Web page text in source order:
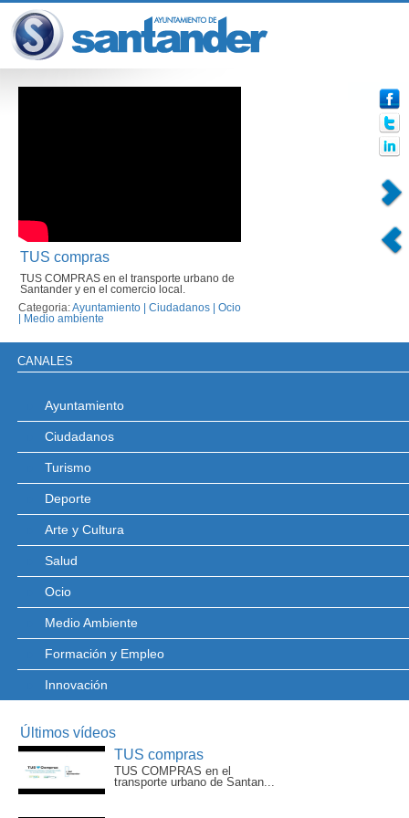
TUS compras
TUS COMPRAS en el transporte urbano de
Santander y en el comercio local.
Categoria:Ayuntamiento Ciudadanos
Ocio
Medio ambiente
CANALES
Ayuntamiento
Ciudadanos
Turismo
Deporte
Arte y Cultura
Salud
Ocio
Medio Ambiente
Formación y Empleo
Innovación
Últimos vídeos
TUS compras
TUS COMPRAS en el
transporte urbano de Santan...